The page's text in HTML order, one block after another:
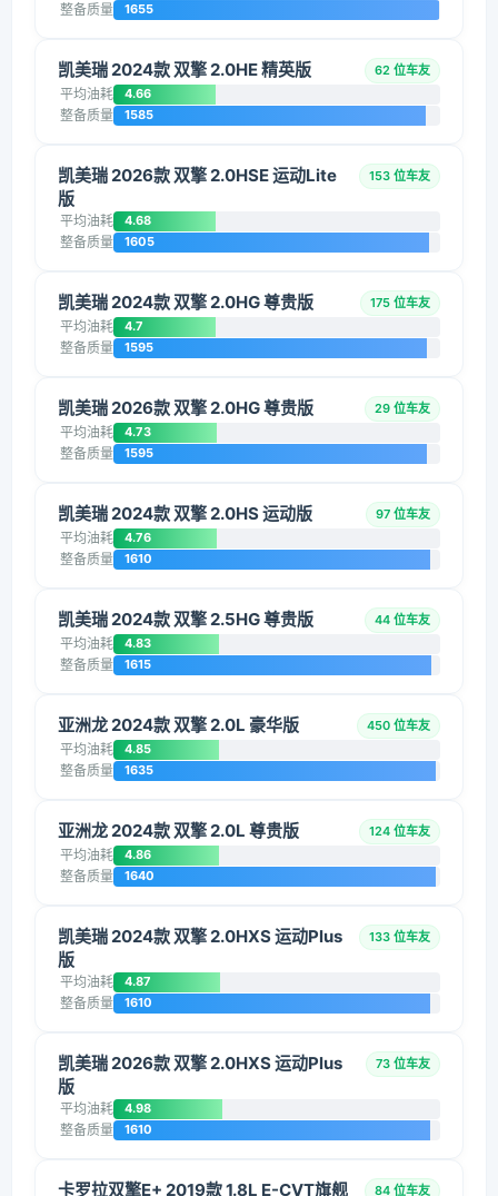
整备质量 1655
凯美瑞 2024款 双擎 2.0HE 精英版 62 位车友
平均油耗 4.66
整备质量 1585
凯美瑞 2026款 双擎 2.0HSE 运动Lite
版
153 位车友
平均油耗 4.68
整备质量 1605
凯美瑞 2024款 双擎 2.0HG 尊贵版 175 位车友
平均油耗 4.7
整备质量 1595
凯美瑞 2026款 双擎 2.0HG 尊贵版 29 位车友
平均油耗 4.73
整备质量 1595
凯美瑞 2024款 双擎 2.0HS 运动版 97 位车友
平均油耗 4.76
整备质量 1610
凯美瑞 2024款 双擎 2.5HG 尊贵版 44 位车友
平均油耗 4.83
整备质量 1615
亚洲龙 2024款 双擎 2.0L 豪华版 450 位车友
平均油耗 4.85
整备质量 1635
亚洲龙 2024款 双擎 2.0L 尊贵版 124 位车友
平均油耗 4.86
整备质量 1640
凯美瑞 2024款 双擎 2.0HXS 运动Plus
版
133 位车友
平均油耗 4.87
整备质量 1610
凯美瑞 2026款 双擎 2.0HXS 运动Plus
版
73 位车友
平均油耗 4.98
整备质量 1610
卡罗拉双擎E+ 2019款 1.8L E-CVT旗舰
84 位车友